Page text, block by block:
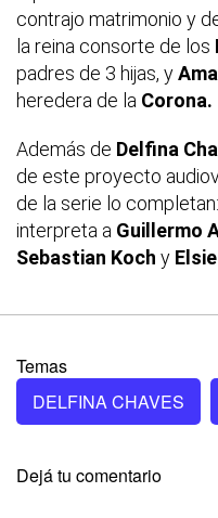
contrajo matrimonio y
la reina consorte de los
padres de 3 hijas, y
heredera de la Corona.
Además de Delfina
de este proyecto
de la serie lo completan:
interpreta a Guillermo
Sebastian Koch y
Temas
DELFINA CHAVES
Dejá tu comentario